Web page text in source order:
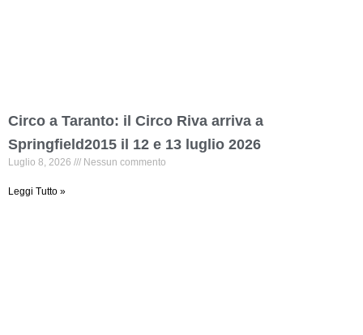
Circo a Taranto: il Circo Riva arriva a
Springfield2015 il 12 e 13 luglio 2026
Luglio 8, 2026 Nessun commento
Leggi Tutto »